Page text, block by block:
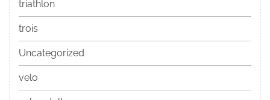
triathlon
trois
Uncategorized
velo